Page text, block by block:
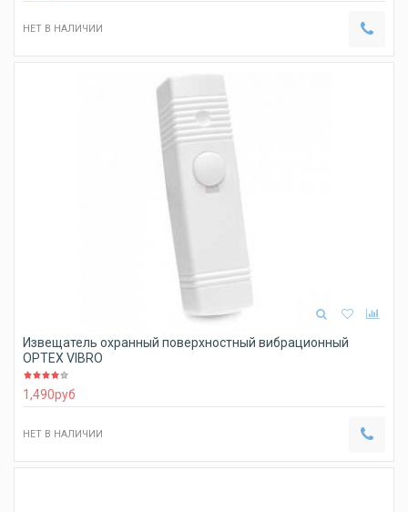
НЕТ В НАЛИЧИИ
Извещатель охранный поверхностный вибрационный
OPTEX VIBRO
1,490руб
НЕТ В НАЛИЧИИ